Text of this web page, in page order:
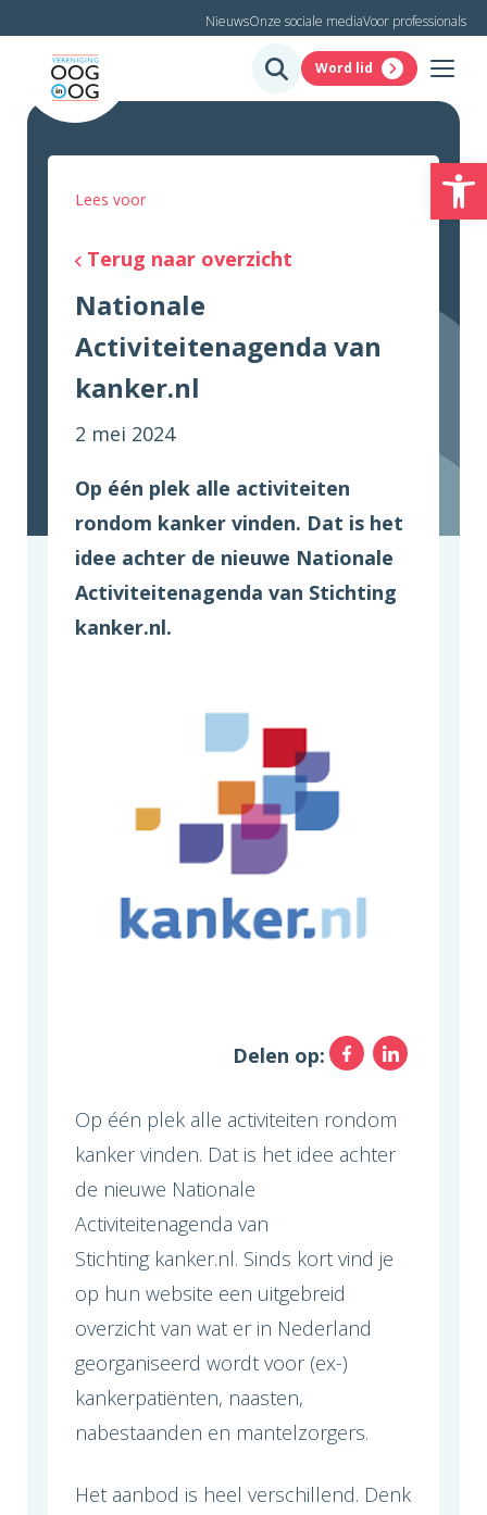
NieuwsOnze sociale mediaVoor professionals
Word lid
Lees voor
Terug naar overzicht
Nationale
Activiteitenagenda van
kanker.nl
2 mei 2024
Op één plek alle activiteiten
rondom kanker vinden. Dat is het
idee achter de nieuwe Nationale
Activiteitenagenda van Stichting
kanker.nl.
Delen op:
Op één plek alle activiteiten rondom
kanker vinden. Dat is het idee achter
de nieuwe Nationale
Activiteitenagenda van
Stichting kanker.nl. Sinds kort vind je
op hun website een uitgebreid
overzicht van wat er in Nederland
georganiseerd wordt voor (ex-)
kankerpatiënten, naasten,
nabestaanden en mantelzorgers.
Het aanbod is heel verschillend. Denk